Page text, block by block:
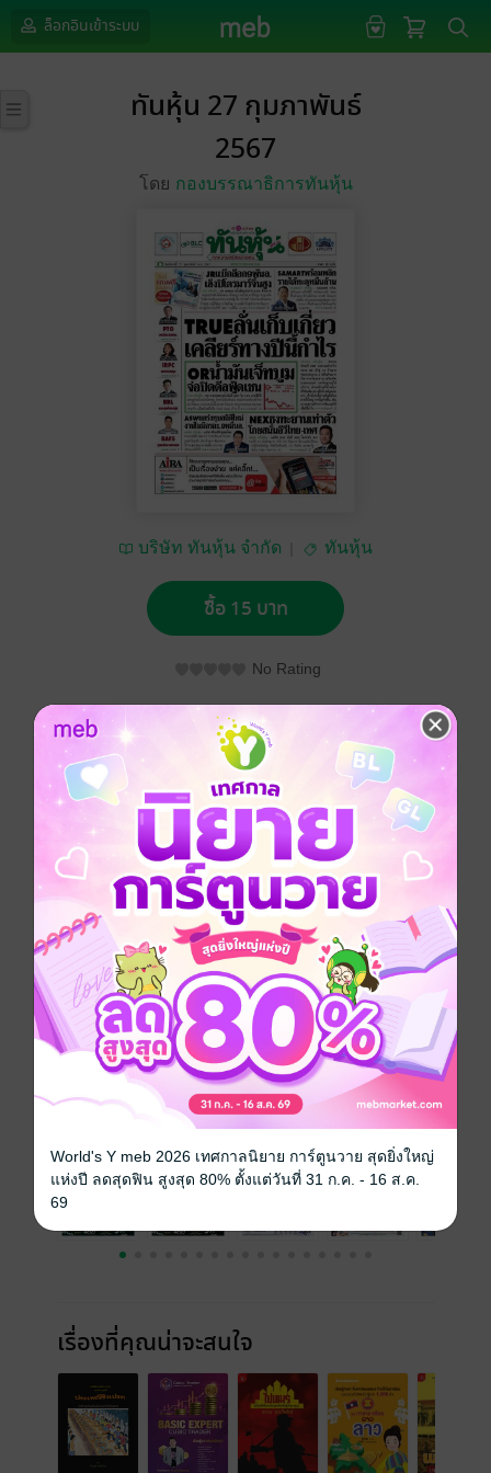
ล็อกอินเข้าระบบ
ทันหุ้น 27 กุมภาพันธ์
2567
โดย กองบรรณาธิการทันหุ้น
บริษัท ทันหุ้น จำกัด ทันหุ้น
ซื้อ 15 บาท
No Rating
อยากได้ ซื้อเป็นของขวัญ แชร์
ทันหุ้น 27 กุมภาพันธ์ 2567
ประเภทไฟล์
วันที่วางขาย 23 กุมภาพันธ์ 2567
ความยาว
ราคาปก 15 บาท
ฉบับย้อนหลัง
เรื่องที่คุณน่าจะสนใจ
World's Y meb 2026 เทศกาลนิยาย การ์ตูนวาย สุดยิ่งใหญ่
แห่งปี ลดสุดฟิน สูงสุด 80% ตั้งแต่วันที่ 31 ก.ค. - 16 ส.ค.
69